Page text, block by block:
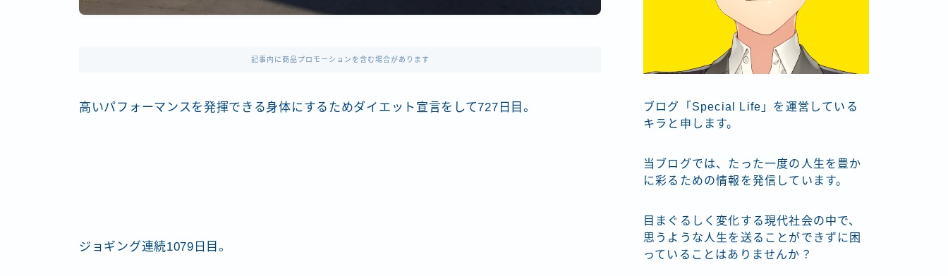
記事内に商品プロモーションを含む場合があります
高いパフォーマンスを発揮できる身体にするためダイエット宣言をして727日目。
ジョギング連続1079日目。
ブログ「Special Life」を運営している
キラと申します。
当ブログでは、たった一度の人生を豊か
に彩るための情報を発信しています。
目まぐるしく変化する現代社会の中で、
思うような人生を送ることができずに困
っていることはありませんか？